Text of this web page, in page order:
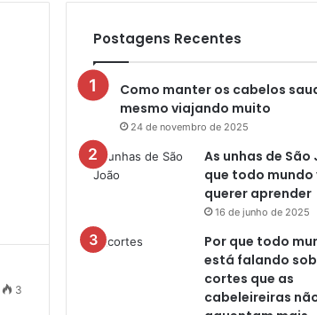
3
Postagens Recentes
Como manter os cabelos
mesmo viajando muito
24 de novembro de 2025
As unhas de São
que todo mundo
querer aprender
16 de junho de 2025
Por que todo
está falando
cortes que as
cabeleireiras